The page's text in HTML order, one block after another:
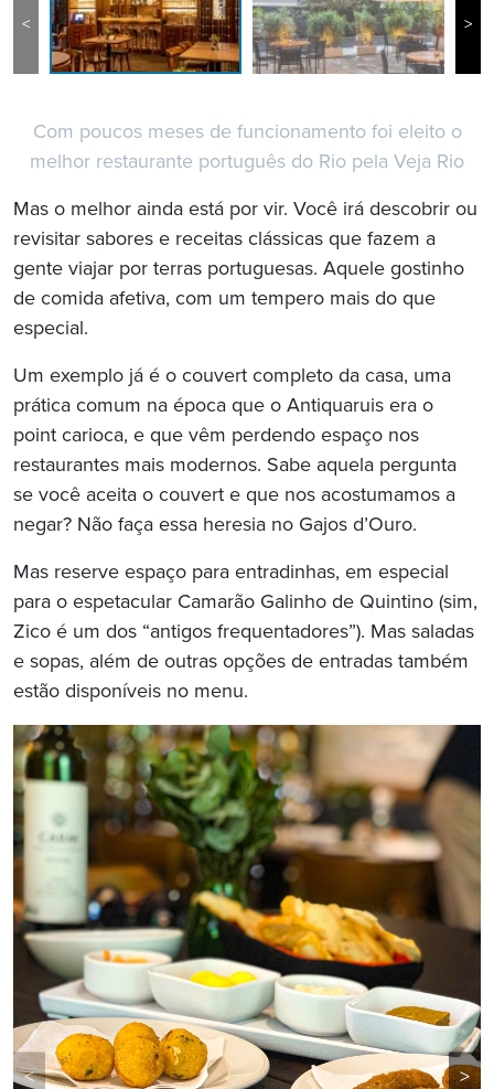
< >
Com poucos meses de funcionamento foi eleito o
melhor restaurante português do Rio pela Veja Rio
Mas o melhor ainda está por vir. Você irá descobrir ou
revisitar sabores e receitas clássicas que fazem a
gente viajar por terras portuguesas. Aquele gostinho
de comida afetiva, com um tempero mais do que
especial.
Um exemplo já é o couvert completo da casa, uma
prática comum na época que o Antiquaruis era o
point carioca, e que vêm perdendo espaço nos
restaurantes mais modernos. Sabe aquela pergunta
se você aceita o couvert e que nos acostumamos a
negar? Não faça essa heresia no Gajos d’Ouro.
Mas reserve espaço para entradinhas, em especial
para o espetacular Camarão Galinho de Quintino (sim,
Zico é um dos “antigos frequentadores”). Mas saladas
e sopas, além de outras opções de entradas também
estão disponíveis no menu.
< >